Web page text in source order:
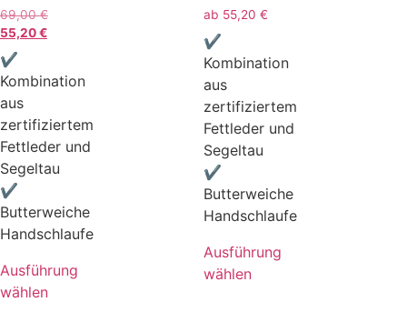
69,00€
55,20€
✔
Kombination
aus
zertifiziertem
Fettleder und
Segeltau
✔
Butterweiche
Handschlaufe
Ausführung
wählen
ab 55,20 €
✔
Kombination
aus
zertifiziertem
Fettleder und
Segeltau
✔
Butterweiche
Handschlaufe
Ausführung
wählen